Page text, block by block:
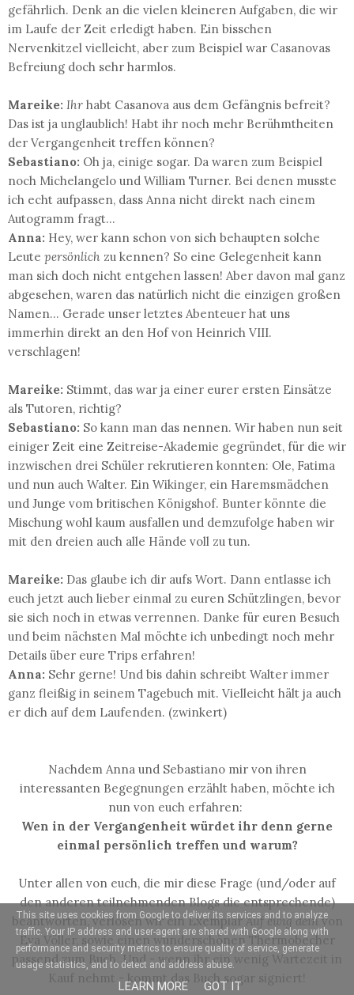
gefährlich. Denk an die vielen kleineren Aufgaben, die wir
im Laufe der Zeit erledigt haben. Ein bisschen
Nervenkitzel vielleicht, aber zum Beispiel war Casanovas
Befreiung doch sehr harmlos.
Mareike: Ihr habt Casanova aus dem Gefängnis befreit?
Das ist ja unglaublich! Habt ihr noch mehr Berühmtheiten
der Vergangenheit treffen können?
Sebastiano: Oh ja, einige sogar. Da waren zum Beispiel
noch Michelangelo und William Turner. Bei denen musste
ich echt aufpassen, dass Anna nicht direkt nach einem
Autogramm fragt...
Anna: Hey, wer kann schon von sich behaupten solche
Leute persönlich zu kennen? So eine Gelegenheit kann
man sich doch nicht entgehen lassen! Aber davon mal ganz
abgesehen, waren das natürlich nicht die einzigen großen
Namen... Gerade unser letztes Abenteuer hat uns
immerhin direkt an den Hof von Heinrich VIII.
verschlagen!
Mareike: Stimmt, das war ja einer eurer ersten Einsätze
als Tutoren, richtig?
Sebastiano: So kann man das nennen. Wir haben nun seit
einiger Zeit eine Zeitreise-Akademie gegründet, für die wir
inzwischen drei Schüler rekrutieren konnten: Ole, Fatima
und nun auch Walter. Ein Wikinger, ein Haremsmädchen
und Junge vom britischen Königshof. Bunter könnte die
Mischung wohl kaum ausfallen und demzufolge haben wir
mit den dreien auch alle Hände voll zu tun.
Mareike: Das glaube ich dir aufs Wort. Dann entlasse ich
euch jetzt auch lieber einmal zu euren Schützlingen, bevor
sie sich noch in etwas verrennen. Danke für euren Besuch
und beim nächsten Mal möchte ich unbedingt noch mehr
Details über eure Trips erfahren!
Anna: Sehr gerne! Und bis dahin schreibt Walter immer
ganz fleißig in seinem Tagebuch mit. Vielleicht hält ja auch
er dich auf dem Laufenden. (zwinkert)
Nachdem Anna und Sebastiano mir von ihren
interessanten Begegnungen erzählt haben, möchte ich
nun von euch erfahren:
Wen in der Vergangenheit würdet ihr denn gerne
einmal persönlich treffen und warum?
Unter allen von euch, die mir diese Frage (und/oder auf
den anderen teilnehmenden Blogs die entsprechende)
beantworten, verlosen wir ein ExemplarAuf ewig deinvon
Eva Völler, sowie einen wunderschönen Thermobecher
passend zum Buch. Und - wenn ihr ein wenig Wartezeit in
Kauf nehmt - kommt das Buch sogar signiert!
This site uses cookies from Google to deliver its services and to analyze
traffic. Your IP address and user-agent are shared with Google along with
performance and security metrics to ensure quality of service, generate
usage statistics, and to detect and address abuse.
LEARN MORE GOT IT